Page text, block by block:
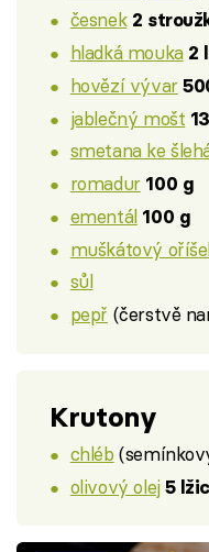
česnek 2
hladká mouka 2
hovězí vývar
jablečný mošt
smetana ke
romadur 100 g
ementál 100 g
muškátový
sůl
pepř (čerstvě
Krutony
chléb
olivový olej 5 lžic